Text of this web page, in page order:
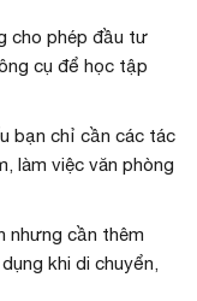
cho phép đầu tư
cụ để học tập
bạn chỉ cần các tác
làm việc văn phòng
nhưng cần thêm
khi di chuyển,